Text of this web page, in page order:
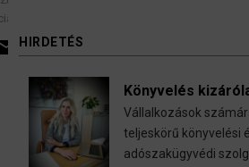
HIRDETÉS
Könyvelés
Vállalkozások
teljeskörű könyvelési
adószakügyvédi